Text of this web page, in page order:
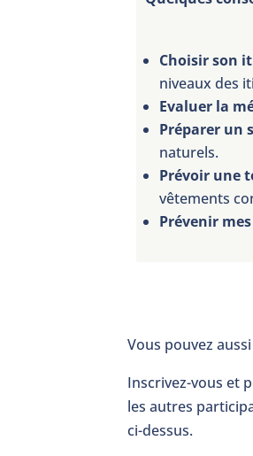
Choisir son
niveaux des
Evaluer la
Préparer un
naturels.
Prévoir une
vêtements
Prévenir
Vous pouvez
Inscrivez-vous et
les autres
ci-dessus.